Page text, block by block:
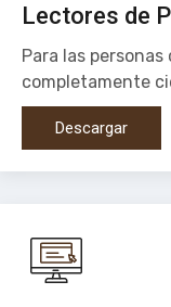
Lectores de
Para las
completamente
Descargar